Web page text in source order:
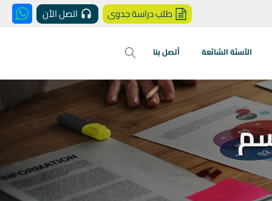
طلب دراسة جدوى اتصل الأن
الأسئة الشائعة أتصل بنا